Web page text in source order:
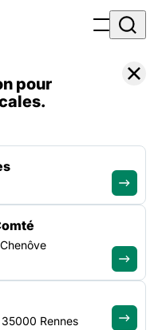
?
de la FAS ainsi que
pour
Rennes